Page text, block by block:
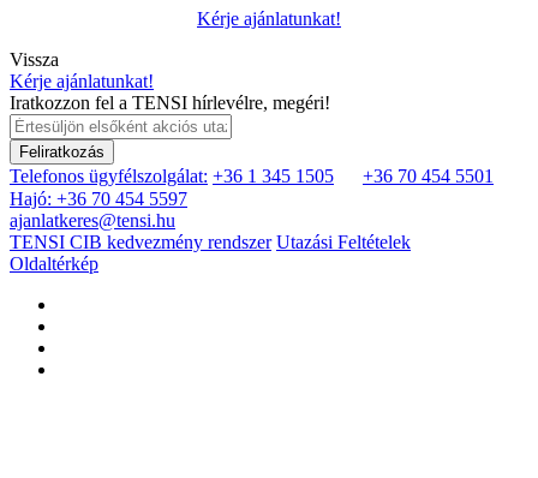
Kérje ajánlatunkat!
Vissza
Kérje ajánlatunkat!
Iratkozzon fel a TENSI hírlevélre, megéri!
Feliratkozás
Telefonos ügyfélszolgálat: +36 1 345 1505
+36 70 454 5501
Hajó: +36 70 454 5597
ajanlatkeres@tensi.hu
TENSI CIB kedvezmény rendszer Utazási Feltételek
Oldaltérkép